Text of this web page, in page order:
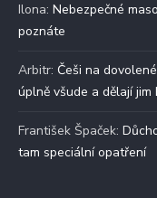
Ilona: Nebezpečné
poznáte
Arbitr: Češi na
úplně všude a dělají jim
František Špaček:
tam speciální opatření